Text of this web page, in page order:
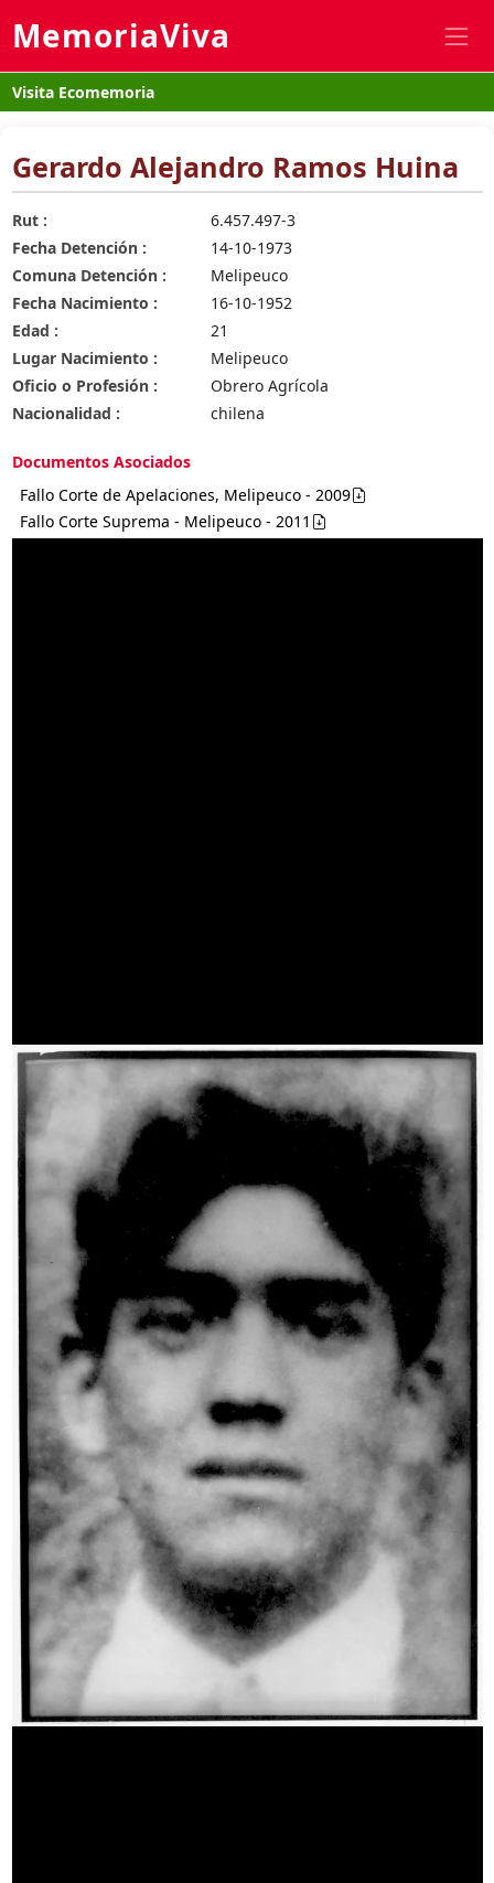
MemoriaViva
Visita Ecomemoria
Gerardo Alejandro Ramos Huina
Rut :
6.457.497-3
Fecha Detención :
14-10-1973
Comuna Detención :
Melipeuco
Fecha Nacimiento :
16-10-1952
Edad :
21
Lugar Nacimiento :
Melipeuco
Oficio o Profesión :
Obrero Agrícola
Nacionalidad :
chilena
Documentos Asociados
Fallo Corte de Apelaciones, Melipeuco - 2009
Fallo Corte Suprema - Melipeuco - 2011